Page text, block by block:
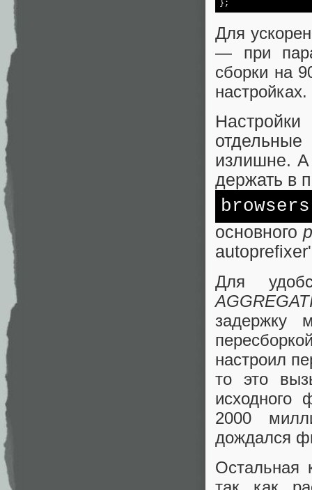
Для
— при
сборки на
настройках.
излишне. А
держать в
основного
Для
задержку
настроил
то это
исходного
2000
дождался
Остальная